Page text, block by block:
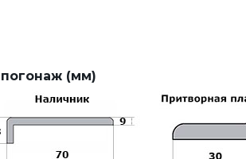
(мм)